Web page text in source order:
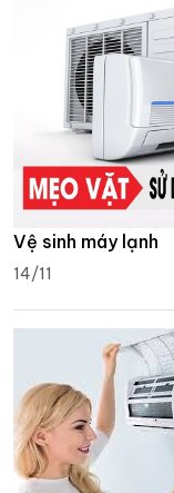
Vệ sinh máy lạnh
14/11